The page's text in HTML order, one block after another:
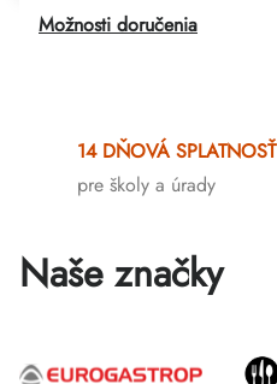
Možnosti doručenia
14 DŇOVÁ SPLATNOSŤ
pre školy a úrady
Naše značky